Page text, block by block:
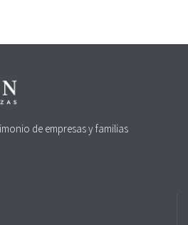
de empresas y familias